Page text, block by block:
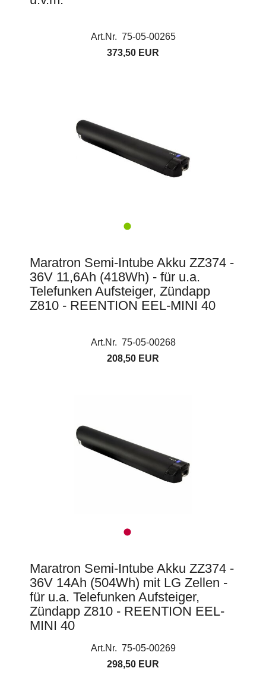
Art.Nr. 75-05-00265
373,50 EUR
Maratron Semi-Intube Akku ZZ374 -
36V 11,6Ah (418Wh) - für u.a.
Telefunken Aufsteiger, Zündapp
Z810 - REENTION EEL-MINI 40
Art.Nr. 75-05-00268
208,50 EUR
Maratron Semi-Intube Akku ZZ374 -
36V 14Ah (504Wh) mit LG Zellen -
für u.a. Telefunken Aufsteiger,
Zündapp Z810 - REENTION EEL-
MINI 40
Art.Nr. 75-05-00269
298,50 EUR